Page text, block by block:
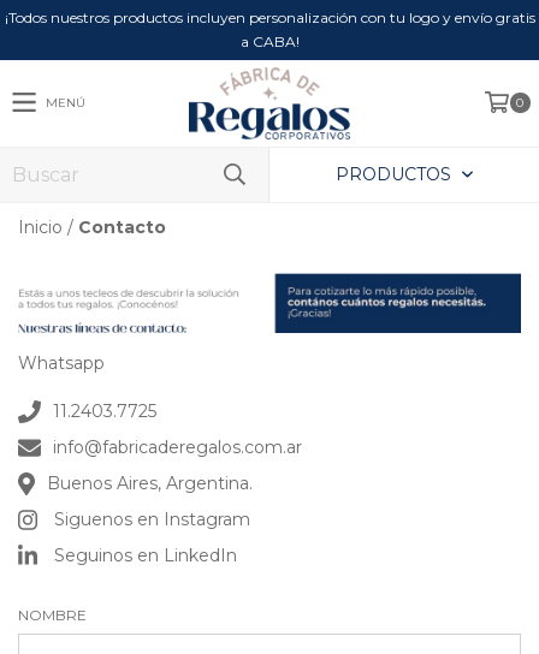
¡Todos nuestros productos incluyen personalización con tu logo y envío gratis
a CABA!
MENÚ 0
PRODUCTOS
Inicio / Contacto
Whatsapp
11.2403.7725
info@fabricaderegalos.com.ar
Buenos Aires, Argentina.
Siguenos en Instagram
NOMBRE